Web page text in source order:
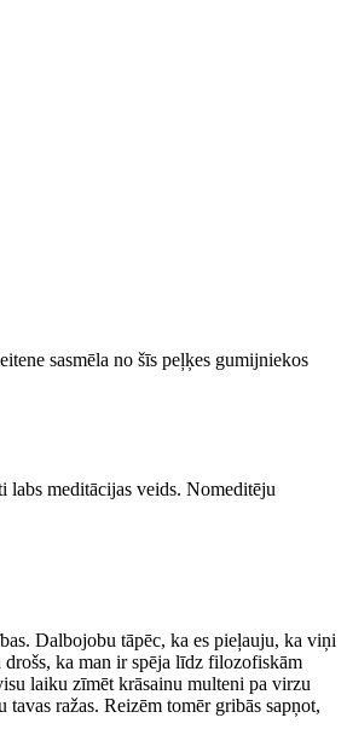
sasmēla no šīs peļķes gumijniekos
labs meditācijas veids. Nomeditēju
Dalbojobu tāpēc, ka es pieļauju, ka viņi
ka man ir spēja līdz filozofiskām
laiku zīmēt krāsainu multeni pa virzu
ražas. Reizēm tomēr gribās sapņot,